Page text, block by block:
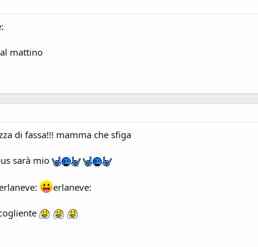
mattino
di fassa!!! mamma che sfiga
sarà mio
erlaneve: